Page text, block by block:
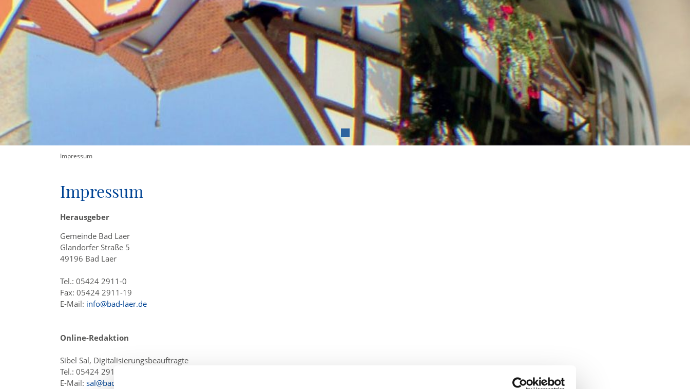
Impressum
Impressum
Herausgeber
Gemeinde Bad Laer
Glandorfer Straße 5
49196 Bad Laer
Tel.: 05424 2911-0
Fax: 05424 2911-19
E-Mail: info@bad-laer.de
Online-Redaktion
Sibel Sal, Digitalisierungsbeauftragte
Tel.: 05424 2911-14
E-Mail: sal@bad-laer.de